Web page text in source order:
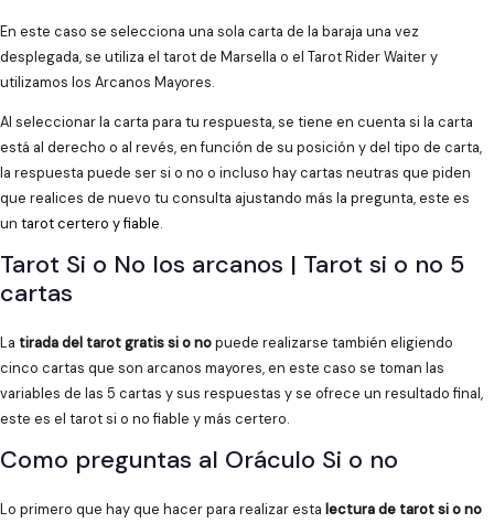
En este caso se selecciona una sola carta de la baraja una vez
desplegada, se utiliza el tarot de Marsella o el Tarot Rider Waiter y
utilizamos los Arcanos Mayores.
Al seleccionar la carta para tu respuesta, se tiene en cuenta si la carta
está al derecho o al revés, en función de su posición y del tipo de carta,
la respuesta puede ser si o no o incluso hay cartas neutras que piden
que realices de nuevo tu consulta ajustando más la pregunta, este es
un tarot certero y fiable.
Tarot Si o No los arcanos | Tarot si o no 5
cartas
La tirada del tarot gratis si o nopuede realizarse también eligiendo
cinco cartas que son arcanos mayores, en este caso se toman las
variables de las 5 cartas y sus respuestas y se ofrece un resultado final,
este es el tarot si o no fiable y más certero.
Como preguntas al Oráculo Si o no
Lo primero que hay que hacer para realizar esta lectura de tarot si o no